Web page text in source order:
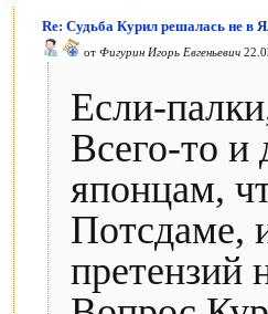
Re: Судьба Курил решалась не в
от Фигурин Игорь Евгеньевич
Если-
Всего-то и
японцам,
Потсдаме,
претензий